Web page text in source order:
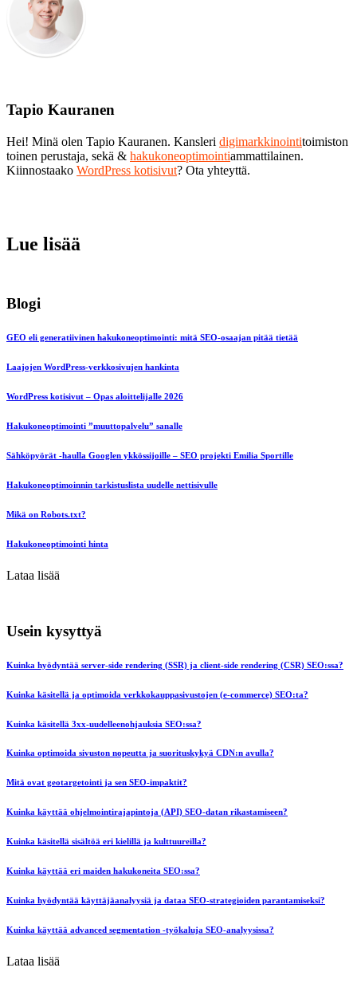
Tapio Kauranen
Hei! Minä olen Tapio Kauranen. Kansleri digimarkkinointitoimiston
toinen perustaja, sekä & hakukoneoptimointiammattilainen.
Kiinnostaako WordPress kotisivut? Ota yhteyttä.
Lue lisää
Blogi
GEO eli generatiivinen hakukoneoptimointi: mitä SEO-osaajan pitää tietää
Laajojen WordPress-verkkosivujen hankinta
WordPress kotisivut – Opas aloittelijalle 2026
Hakukoneoptimointi ”muuttopalvelu” sanalle
Sähköpyörät -haulla Googlen ykkössijoille – SEO projekti Emilia Sportille
Hakukoneoptimoinnin tarkistuslista uudelle nettisivulle
Mikä on Robots.txt?
Hakukoneoptimointi hinta
Lataa lisää
Usein kysyttyä
Kuinka hyödyntää server-side rendering (SSR) ja client-side rendering (CSR) SEO:ssa?
Kuinka käsitellä ja optimoida verkkokauppasivustojen (e-commerce) SEO:ta?
Kuinka käsitellä 3xx-uudelleenohjauksia SEO:ssa?
Kuinka optimoida sivuston nopeutta ja suorituskykyä CDN:n avulla?
Mitä ovat geotargetointi ja sen SEO-impaktit?
Kuinka käyttää ohjelmointirajapintoja (API) SEO-datan rikastamiseen?
Kuinka käsitellä sisältöä eri kielillä ja kulttuureilla?
Kuinka käyttää eri maiden hakukoneita SEO:ssa?
Kuinka hyödyntää käyttäjäanalyysiä ja dataa SEO-strategioiden parantamiseksi?
Kuinka käyttää advanced segmentation -työkaluja SEO-analyysissa?
Lataa lisää